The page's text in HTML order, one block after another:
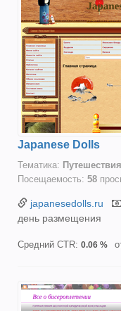
Japanese Dolls
Тематика:
Посещаемость: 58
japanesedolls.ru
день размещения
Средний CTR: 0.06 %